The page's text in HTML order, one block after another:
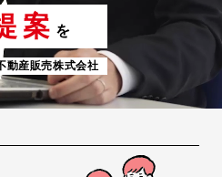
案 を
動産販売株式会社